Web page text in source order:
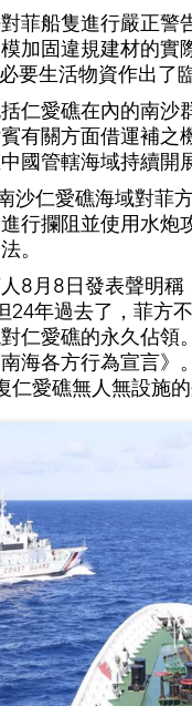
菲船隻進行嚴正警
加固違規建材的實
要生活物資作出了
仁愛礁在內的南沙
有關方面借運補之
國管轄海域持續開
沙仁愛礁海域對菲
行攔阻並使用水炮
。
8月8日發表聲明
24年過去了，菲方
仁愛礁的永久佔領
海各方行為宣言》
仁愛礁無人無設施的